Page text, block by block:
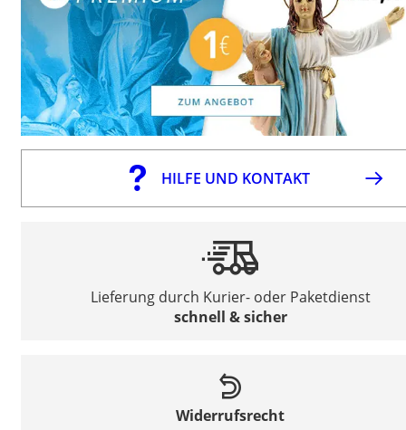
HILFE UND KONTAKT
Lieferung durch Kurier- oder Paketdienst
schnell & sicher
Widerrufsrecht